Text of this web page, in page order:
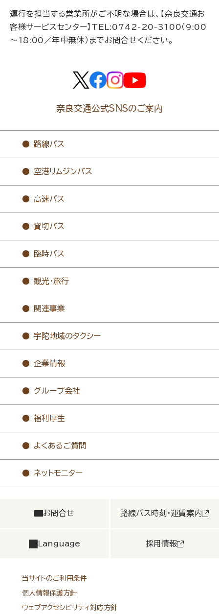
運行を担当する営業所がご不明な場合は、【奈良交通お
客様サービスセンター】TEL:0742-20-3100（9:00
～18:00／年中無休）までお問合せください。
奈良交通公式SNSのご案内
路線バス
空港リムジンバス
高速バス
貸切バス
臨時バス
観光・旅行
関連事業
宇陀地域のタクシー
企業情報
グループ会社
福利厚生
よくあるご質問
ネットモニター
お問合せ 路線バス時刻・運賃案内
Language 採用情報
当サイトのご利用条件
個人情報保護方針
ウェブアクセシビリティ対応方針